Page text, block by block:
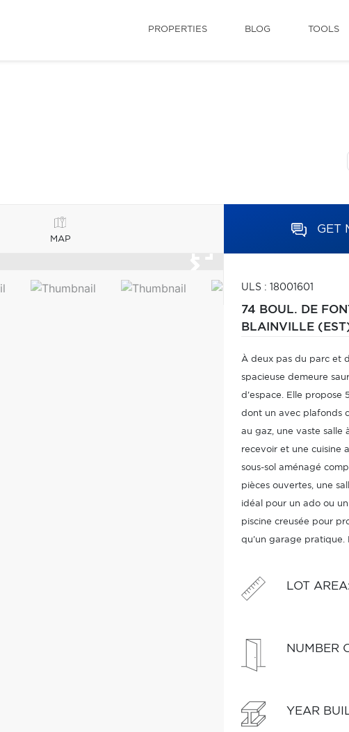
PROPERTIES BLOG TOOLS
MAP
GET
ULS : 18001601
74 BOUL. DE
BLAINVILLE
À deux pas du parc et
spacieuse demeure
d'espace. Elle propose
dont un avec plafonds
au gaz, une vaste salle
recevoir et une cuisine
sous-sol aménagé
pièces ouvertes, une
idéal pour un ado ou
piscine creusée pour
qu'un garage pratique.
maintenant!
LOT AREA:
NUMBER
YEAR